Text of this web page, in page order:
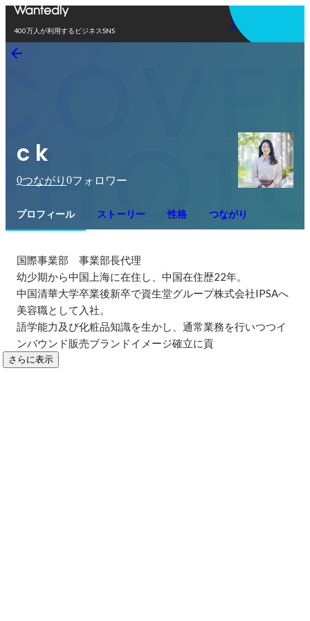
400万人が利用するビジネスSNS
アプリを使う
c k
0つながり 0フォロワー
プロフィール ストーリー 性格 つながり
国際事業部　事業部長代理
幼少期から中国上海に在住し、中国在住歴22年。
中国清華大学卒業後新卒で資生堂グループ株式会社IPSAへ
美容職として入社。
語学能力及び化粧品知識を生かし、通常業務を行いつつイ
ンバウンド販売ブランドイメージ確立に貢
さらに表示